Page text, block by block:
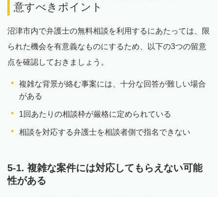
意すべきポイント
沼津市内で弁護士の無料相談を利用するにあたっては、限
られた機会を有意義なものにするため、以下の3つの留意
点を確認しておきましょう。
複雑な背景が絡む事案には、十分な回答が難しい場合
がある
1回あたりの相談枠が厳格に定められている
相談を対応する弁護士を相談者側で指名できない
5-1. 複雑な案件には対応してもらえない可能
性がある